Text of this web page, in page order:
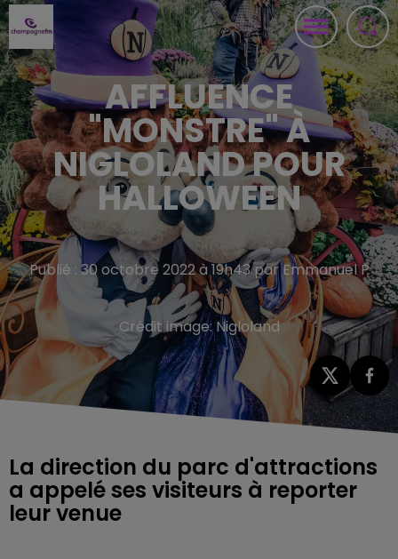
AFFLUENCE
"MONSTRE" À
NIGLOLAND POUR
HALLOWEEN
Publié : 30 octobre 2022 à 19h43 par Emmanuel P
Crédit image:Nigloland
La direction du parc d'attractions
a appelé ses visiteurs à reporter
leur venue